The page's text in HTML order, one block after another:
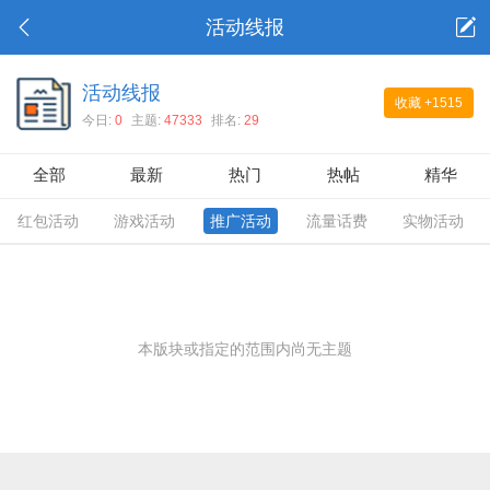
活动线报
收藏 +1515
活动线报
今日: 0 主题: 47333 排名: 29
全部 最新 热门 热帖 精华
红包活动 游戏活动 推广活动 流量话费 实物活动
本版块或指定的范围内尚无主题